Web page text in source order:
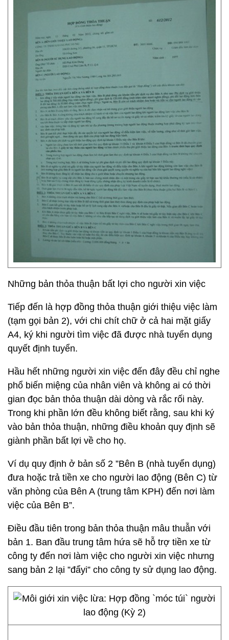
Những bản thỏa thuận bất lợi cho người xin việc
Tiếp đến là hợp đồng thỏa thuận giới thiệu việc làm
(tạm gọi bản 2), với chi chít chữ ở cả hai mặt giấy
A4, ký khi người tìm việc đã được nhà tuyển dụng
quyết định tuyển.
Hầu hết những người xin việc đến đây đều chỉ nghe
phổ biến miệng của nhân viên và không ai có thời
gian đọc bản thỏa thuận dài dòng và rắc rối này.
Trong khi phần lớn đều không biết rằng, sau khi ký
vào bản thỏa thuận, những điều khoản quy định sẽ
giành phần bất lợi về cho họ.
Ví dụ quy định ở bản số 2 ”Bên B (nhà tuyển dụng)
đưa hoặc trả tiền xe cho người lao động (Bên C) từ
văn phòng của Bên A (trung tâm KPH) đến nơi làm
việc của Bên B”.
Điều đầu tiên trong bản thỏa thuận mâu thuẫn với
bản 1. Ban đầu trung tâm hứa sẽ hỗ trợ tiền xe từ
công ty đến nơi làm việc cho người xin việc nhưng
sang bản 2 lại ”đẩyi” cho công ty sử dụng lao động.